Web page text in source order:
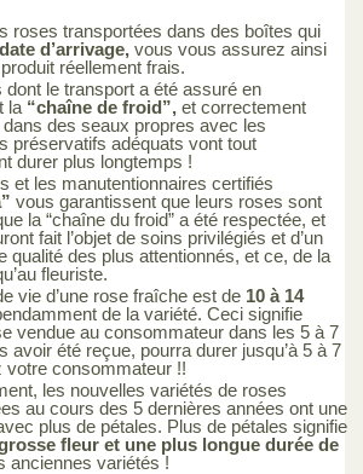
roses transportées dans des boîtes qui
d’arrivage, vous vous assurez ainsi
réellement frais.
dont le transport a été assuré en
la “chaîne de froid”, et correctement
des seaux propres avec les
préservatifs adéquats vont tout
durer plus longtemps !
et les manutentionnaires certifiés
vous garantissent que leurs roses sont
la “chaîne du froid” a été respectée, et
fait l’objet de soins privilégiés et d’un
qualité des plus attentionnés, et ce, de la
fleuriste.
vie d’une rose fraîche est de 10 à 14
de la variété. Ceci signifie
vendue au consommateur dans les 5 à 7
avoir été reçue, pourra durer jusqu’à 5 à 7
votre consommateur !!
les nouvelles variétés de roses
au cours des 5 dernières années ont une
plus de pétales. Plus de pétales signifie
fleur et une plus longue durée de
anciennes variétés !